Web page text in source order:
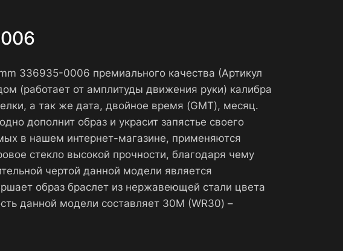
336935-0006 премиального качества (Артикул
(работает от амплитуды движения руки) калибра
а так же дата, двойное время (GMT), месяц.
дополнит образ и украсит запястье своего
в нашем интернет-магазине, применяются
стекло высокой прочности, благодаря чему
чертой данной модели является
образ браслет из нержавеющей стали цвета
данной модели составляет 30М (WR30) –